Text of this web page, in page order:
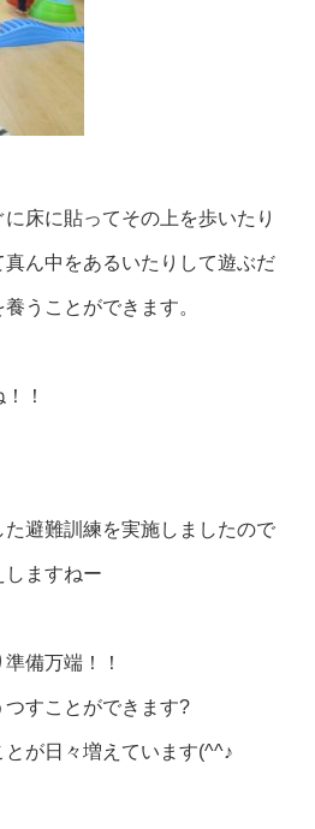
床に貼ってその上を歩いたり
ん中をあるいたりして遊ぶだ
うことができます。
！
避難訓練を実施しましたので
しますねー
備万端！！
すことができます?
が日々増えています(^^♪